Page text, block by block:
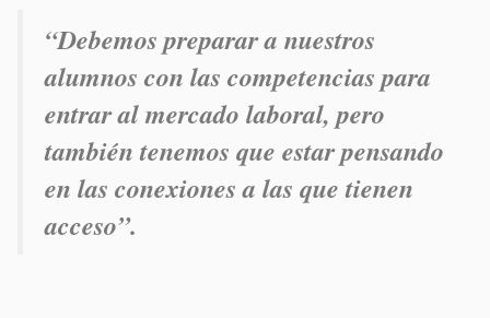
“Debemos preparar a nuestros
alumnos con las competencias para
entrar al mercado laboral, pero
también tenemos que estar pensando
en las conexiones a las que tienen
acceso”.